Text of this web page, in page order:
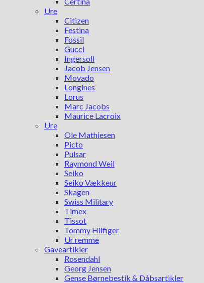
Ure
Citizen
Festina
Fossil
Gucci
Ingersoll
Jacob Jensen
Movado
Longines
Lorus
Marc Jacobs
Maurice Lacroix
Ure
Ole Mathiesen
Picto
Pulsar
Raymond Weil
Seiko
Seiko Vækkeur
Skagen
Swiss Military
Timex
Tissot
Tommy Hilfiger
Ur remme
Gaveartikler
Rosendahl
Georg Jensen
Gense Børnebestik & Dåbsartikler